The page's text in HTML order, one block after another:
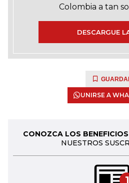
Colombia a tan
DESCARGUE
UNIRSE A
CONOZCA LOS
NUESTROS
1